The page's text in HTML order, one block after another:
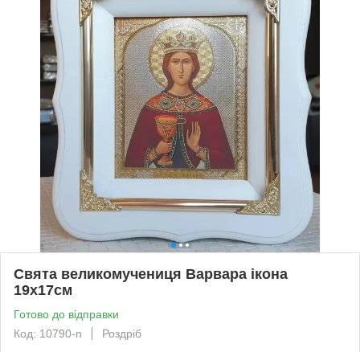
Свята великомучениця Варвара ікона
19х17см
Готово до відправки
Код: 10790-n
Роздріб